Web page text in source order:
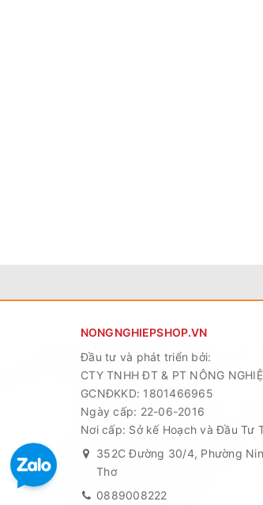
NONGNGHIEPSHOP.VN
Đầu tư và phát triển bởi:
CTY TNHH ĐT & PT NÔNG
GCNĐKKD: 1801466965
Ngày cấp: 22-06-2016
Nơi cấp: Sở kế Hoạch và Đầu Tư
352C Đường 30/4, Phường
Thơ
0889008222